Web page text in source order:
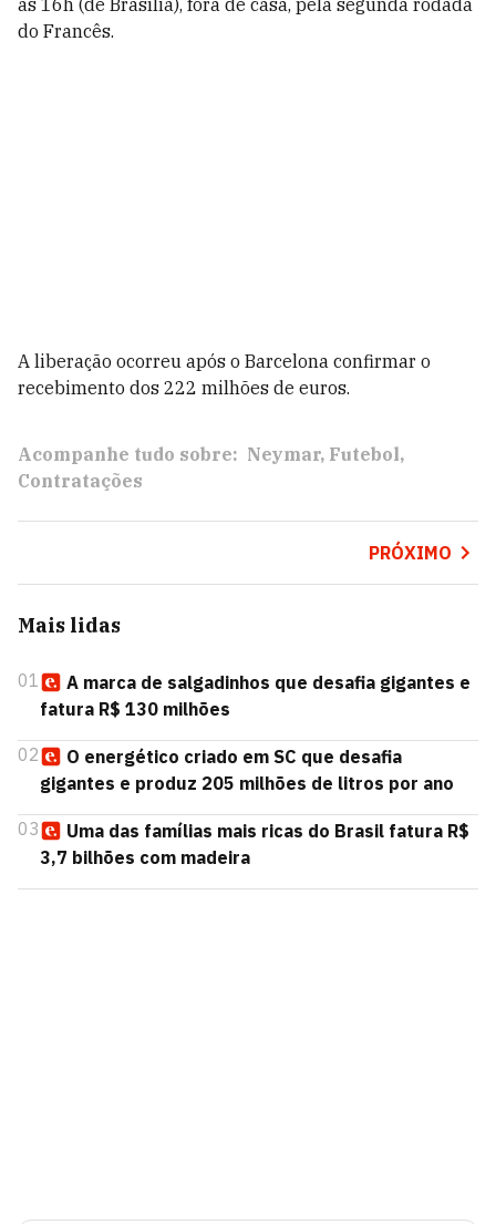
às 16h (de Brasília), fora de casa, pela segunda rodada
do Francês.
A liberação ocorreu após o Barcelona confirmar o
recebimento dos 222 milhões de euros.
Acompanhe tudo sobre: Neymar Futebol
Contratações
PRÓXIMO
Mais lidas
01
A marca de salgadinhos que desafia gigantes e
fatura R$ 130 milhões
02
O energético criado em SC que desafia
gigantes e produz 205 milhões de litros por ano
03
Uma das famílias mais ricas do Brasil fatura R$
3,7 bilhões com madeira